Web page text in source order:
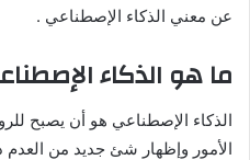
عن معني الذكاء الإصطناعي .
ما هو الذكاء
الذكاء الإصطناعي هو أن يصبح
الأمور وإظهار شئ جديد من